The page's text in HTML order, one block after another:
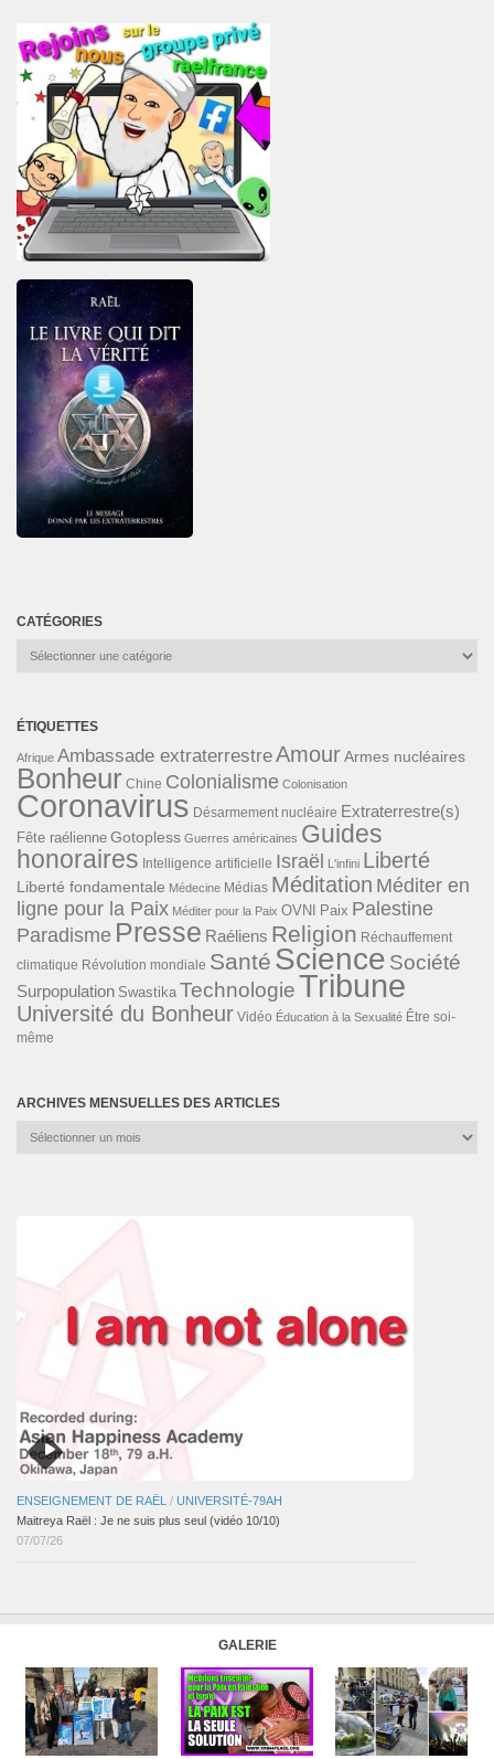
CATÉGORIES
Catégories
ÉTIQUETTES
Afrique Ambassade extraterrestreAmourArmes nucléaires
Bonheur Chine Colonialisme Colonisation
Coronavirus Désarmement nucléaire Extraterrestre(s)
Fête raélienne Gotopless Guerres américaines Guides
honoraires Intelligence artificielle Israël L'infini Liberté
Liberté fondamentale Médecine Médias Méditation Méditer en
ligne pour la Paix Méditer pour la Paix OVNI Paix Palestine
Paradisme Presse Raéliens Religion Réchauffement
climatique Révolution mondiale Santé Science Société
Surpopulation Swastika TechnologieTribune
Université du Bonheur Vidéo Éducation à la Sexualité Être soi-
même
ARCHIVES MENSUELLES DES ARTICLES
Archives
ENSEIGNEMENT DE RAËL / UNIVERSITÉ-79AH
Maitreya Raël : Je ne suis plus seul (vidéo 10/10)
07/07/26
GALERIE